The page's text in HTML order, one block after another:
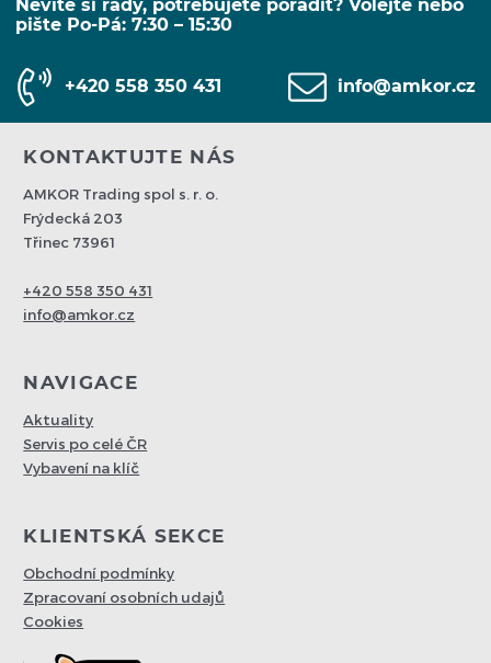
Nevíte si rady, potřebujete poradit? Volejte nebo
pište Po-Pá: 7:30 – 15:30
+420 558 350 431 info@amkor.cz
KONTAKTUJTE NÁS
AMKOR Trading spol s. r. o.
Frýdecká 203
Třinec 73961
+420 558 350 431
info@amkor.cz
NAVIGACE
Aktuality
Servis po celé ČR
Vybavení na klíč
KLIENTSKÁ SEKCE
Obchodní podmínky
Zpracovaní osobních udajů
Cookies